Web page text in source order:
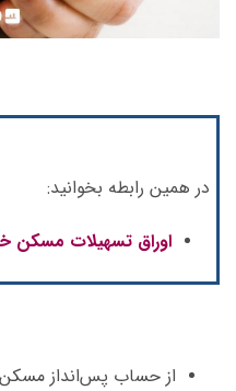
در همین رابطه بخوانید:
اوراق تسهیلات مسکن
از حساب پس‌انداز مسکن